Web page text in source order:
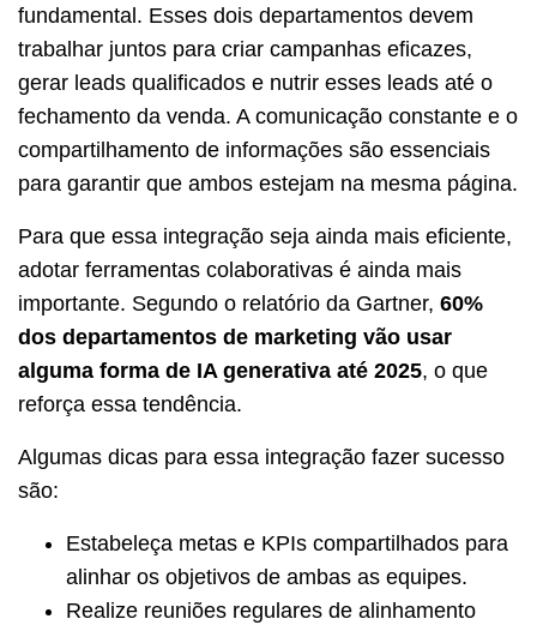
fundamental. Esses dois departamentos devem
trabalhar juntos para criar campanhas eficazes,
gerar leads qualificados e nutrir esses leads até o
fechamento da venda. A comunicação constante e o
compartilhamento de informações são essenciais
para garantir que ambos estejam na mesma página.
Para que essa integração seja ainda mais eficiente,
adotar ferramentas colaborativas é ainda mais
importante. Segundo o relatório da Gartner, 60%
dos departamentos de marketing vão usar
alguma forma de IA generativa até 2025, o que
reforça essa tendência.
Algumas dicas para essa integração fazer sucesso
são:
Estabeleça metas e KPIs compartilhados para
alinhar os objetivos de ambas as equipes.
Realize reuniões regulares de alinhamento